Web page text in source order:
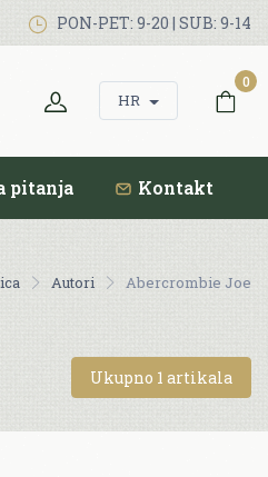
PON-PET: 9-20 | SUB: 9-14
HR
0
pitanja Kontakt
Autori Abercrombie Joe
Ukupno 1 artikala